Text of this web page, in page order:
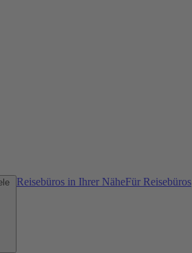
Reisebüros in Ihrer NäheFür Reisebüros